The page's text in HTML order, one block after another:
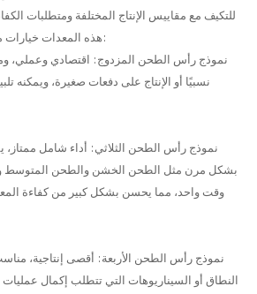
للتكيف مع مقاييس الإنتاج المختلفة ومتطلبات
هذه المعدات خيارات متعددة لتكوين رأس الطحن:
نموذج رأس الطحن المزدوج: اقتصادي وعملي،
نسبيًا أو الإنتاج على دفعات صغيرة، ويمكنه
نموذج رأس الطحن الثلاثي: أداء شامل ممتاز،
بشكل مرن مثل الطحن الخشن والطحن المتوسط
وقت واحد، مما يحسن بشكل كبير من كفاءة
نموذج رأس الطحن الأربعة: أقصى إنتاجية،
النطاق أو السيناريوهات التي تتطلب إكمال